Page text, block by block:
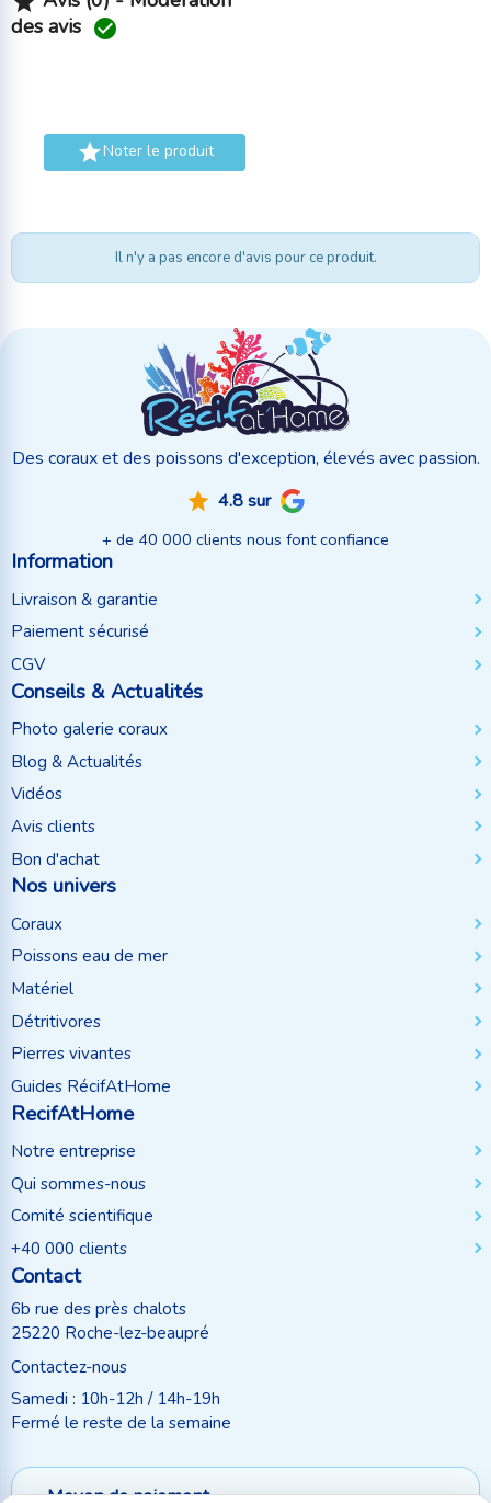
des avis 
Noter le produit
Il n'y a pas encore d'avis pour ce produit.
Des coraux et des poissons d'exception, élevés avec passion.
4.8 sur
+ de 40 000 clients nous font confiance
Information
Livraison & garantie
Paiement sécurisé
CGV
Conseils & Actualités
Photo galerie coraux
Blog & Actualités
Vidéos
Avis clients
Bon d'achat
Nos univers
Coraux
Poissons eau de mer
Matériel
Détritivores
Pierres vivantes
Guides RécifAtHome
RecifAtHome
Notre entreprise
Qui sommes-nous
Comité scientifique
+40 000 clients
Contact
6b rue des près chalots
25220 Roche-lez-beaupré
Contactez-nous
Samedi : 10h-12h / 14h-19h
Fermé le reste de la semaine
Moyen de paiement